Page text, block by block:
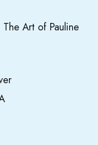
Art of Pauline